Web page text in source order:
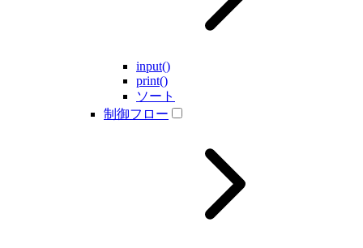
input()
print()
ソート
制御フロー